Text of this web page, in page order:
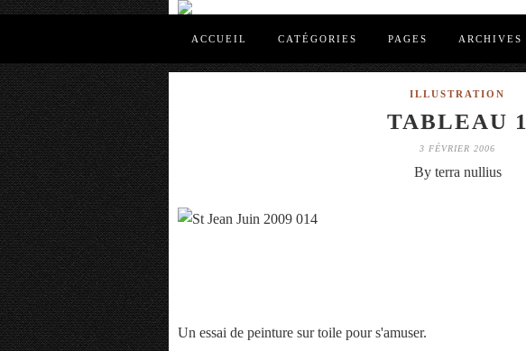
ACCUEIL CATÉGORIES PAGES ARCHIVES
ILLUSTRATION
TABLEAU 1
3 FÉVRIER 2006
By terra nullius
Un essai de peinture sur toile pour s'amuser.